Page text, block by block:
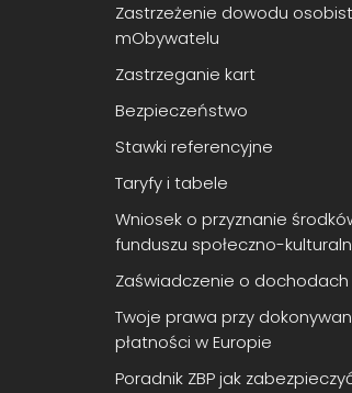
Zastrzeżenie dowodu
mObywatelu
Zastrzeganie kart
Bezpieczeństwo
Stawki referencyjne
Taryfy i tabele
Wniosek o przyznanie
funduszu społeczno-
Zaświadczenie o dochodach
Twoje prawa przy
płatności w Europie
Poradnik ZBP jak